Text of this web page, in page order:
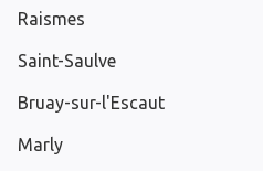
Raismes
Saint-Saulve
Bruay-sur-l'Escaut
Marly